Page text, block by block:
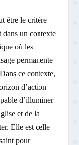
être le critère
un contexte
où les
permanente
ce contexte,
d’action
d’illuminer
et de la
Elle est celle
pour